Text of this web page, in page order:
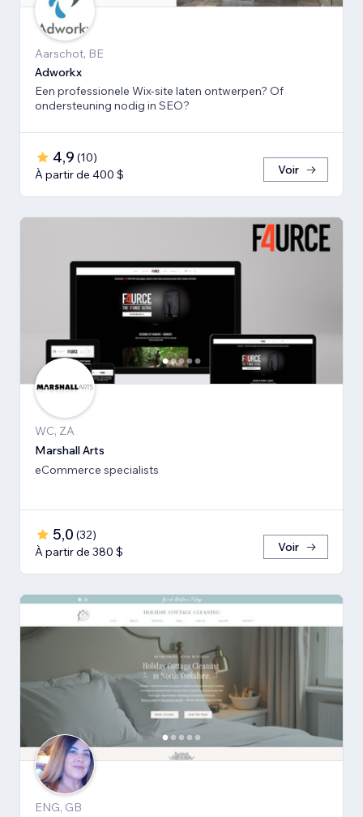
Aarschot, BE
Adworkx
Een professionele Wix-site laten ontwerpen? Of
ondersteuning nodig in SEO?
4,9 (10)
À partir de 400 $
Voir
WC, ZA
Marshall Arts
eCommerce specialists
5,0 (32)
À partir de 380 $
Voir
ENG, GB